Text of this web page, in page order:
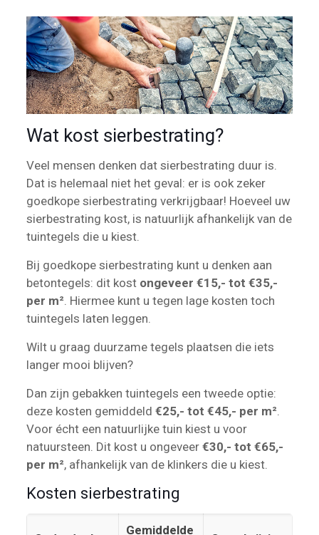
Wat kost sierbestrating?
Veel mensen denken dat sierbestrating duur is.
Dat is helemaal niet het geval: er is ook zeker
goedkope sierbestrating verkrijgbaar! Hoeveel uw
sierbestrating kost, is natuurlijk afhankelijk van de
tuintegels die u kiest.
Bij goedkope sierbestrating kunt u denken aan
betontegels: dit kost ongeveer €15,- tot €35,-
per m². Hiermee kunt u tegen lage kosten toch
tuintegels laten leggen.
Wilt u graag duurzame tegels plaatsen die iets
langer mooi blijven?
Dan zijn gebakken tuintegels een tweede optie:
deze kosten gemiddeld €25,- tot €45,- per m².
Voor écht een natuurlijke tuin kiest u voor
natuursteen. Dit kost u ongeveer €30,- tot €65,-
per m², afhankelijk van de klinkers die u kiest.
Kosten sierbestrating
Gemiddelde